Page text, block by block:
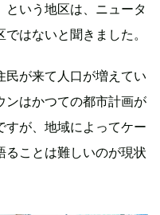
いう地区は、ニュータ
はないと聞きました。
民が来て人口が増えてい
ンはかつての都市計画が
すが、地域によってケー
ることは難しいのが現状